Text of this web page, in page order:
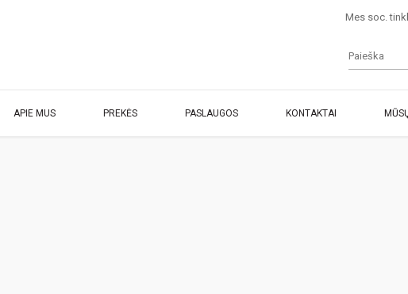
Mes soc.
APIE MUS PREKĖS PASLAUGOS KONTAKTAI